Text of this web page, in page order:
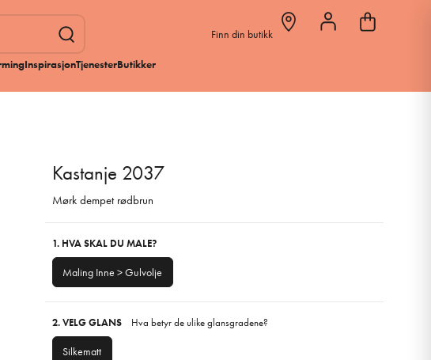
Finn din butikk
InspirasjonTjenesterButikker
Kastanje 2037
Mørk dempet rødbrun
1. HVA SKAL DU MALE?
Maling Inne > Gulvolje
2. VELG GLANS Hva betyr de ulike glansgradene?
Silkematt